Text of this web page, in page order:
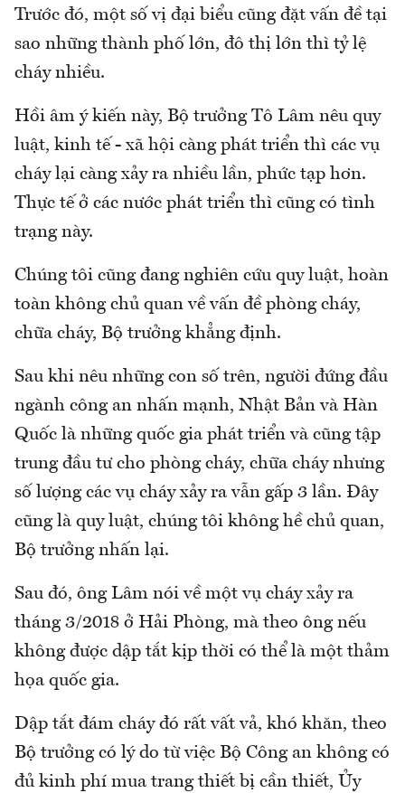
Trước đó, một số vị đại biểu cũng đặt vấn đề tại
sao những thành phố lớn, đô thị lớn thì tỷ lệ
cháy nhiều.
Hồi âm ý kiến này, Bộ trưởng Tô Lâm nêu quy
luật, kinh tế - xã hội càng phát triển thì các vụ
cháy lại càng xảy ra nhiều lần, phức tạp hơn.
Thực tế ở các nước phát triển thì cũng có tình
trạng này.
Chúng tôi cũng đang nghiên cứu quy luật, hoàn
toàn không chủ quan về vấn đề phòng cháy,
chữa cháy, Bộ trưởng khẳng định.
Sau khi nêu những con số trên, người đứng đầu
ngành công an nhấn mạnh, Nhật Bản và Hàn
Quốc là những quốc gia phát triển và cũng tập
trung đầu tư cho phòng cháy, chữa cháy nhưng
số lượng các vụ cháy xảy ra vẫn gấp 3 lần. Đây
cũng là quy luật, chúng tôi không hề chủ quan,
Bộ trưởng nhấn lại.
Sau đó, ông Lâm nói về một vụ cháy xảy ra
tháng 3/2018 ở Hải Phòng, mà theo ông nếu
không được dập tắt kịp thời có thể là một thảm
họa quốc gia.
Dập tắt đám cháy đó rất vất vả, khó khăn, theo
Bộ trưởng có lý do từ việc Bộ Công an không có
đủ kinh phí mua trang thiết bị cần thiết, Ủy